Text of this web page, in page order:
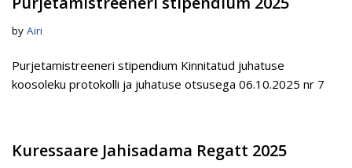
by Airi
Purjetamistreeneri stipendium Kinnitatud juhatuse
koosoleku protokolli ja juhatuse otsusega 06.10.2025 nr 7
Kuressaare Jahisadama Regatt 2025